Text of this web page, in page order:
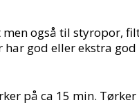
også til styropor,
god eller ekstra
på ca 15 min. Tørker